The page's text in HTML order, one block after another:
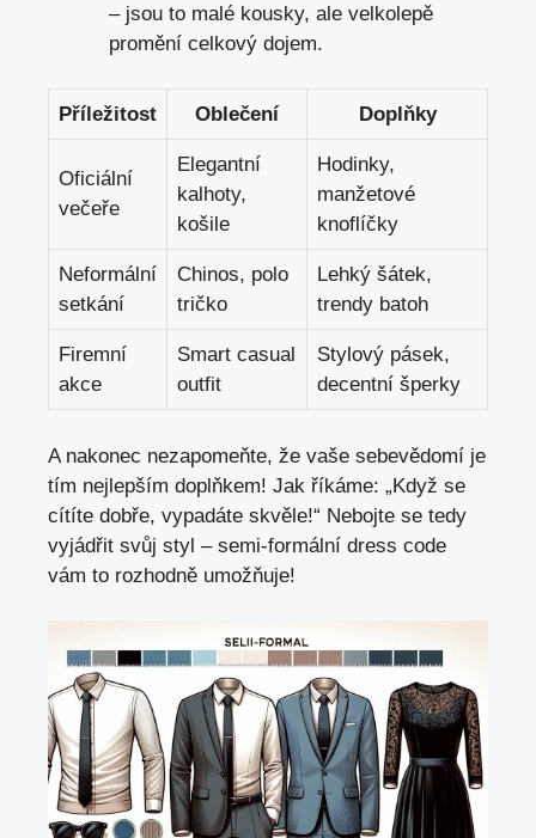
– jsou to malé kousky, ale velkolepě
promění celkový dojem.
Příležitost Oblečení Doplňky
Oficiální
večeře
Elegantní
kalhoty,
košile
Hodinky,
manžetové
knoflíčky
Neformální
setkání
Chinos, polo
tričko
Lehký šátek,
trendy batoh
Firemní
akce
Smart casual
outfit
Stylový pásek,
decentní šperky
A nakonec nezapomeňte, že vaše sebevědomí je
tím nejlepším doplňkem! Jak říkáme: „Když se
cítíte dobře, vypadáte skvěle!“ Nebojte se tedy
vyjádřit svůj styl – semi-formální dress code
vám to rozhodně umožňuje!